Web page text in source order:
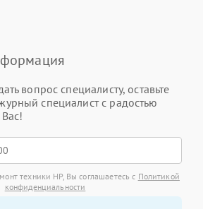
вопрос специалисту, оставьте
специалист с радостью
техники HP, Вы соглашаетесь с Политикой
конфиденциальности